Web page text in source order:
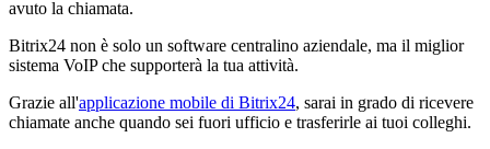
avuto la chiamata.
Bitrix24 non è solo un software centralino aziendale, ma il miglior
sistema VoIP che supporterà la tua attività.
Grazie all'applicazione mobile di Bitrix24, sarai in grado di ricevere
chiamate anche quando sei fuori ufficio e trasferirle ai tuoi colleghi.